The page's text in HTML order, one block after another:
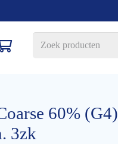
60% (G4)
3zk